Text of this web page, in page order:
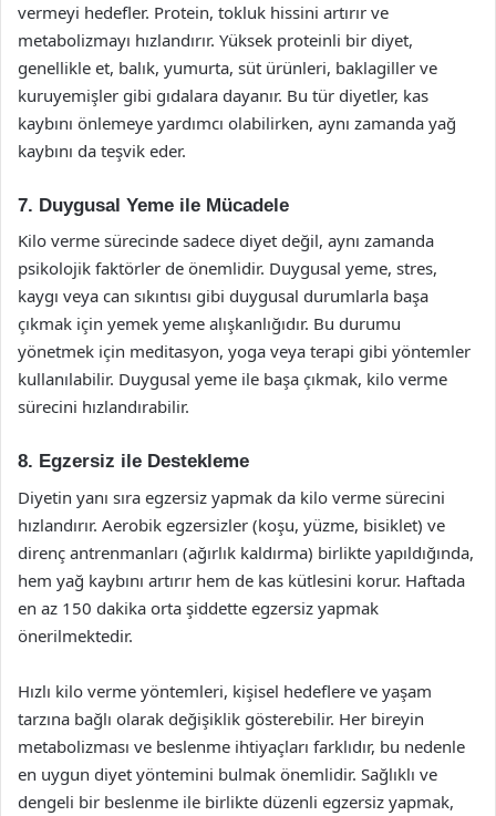
vermeyi hedefler. Protein, tokluk hissini artırır ve
metabolizmayı hızlandırır. Yüksek proteinli bir diyet,
genellikle et, balık, yumurta, süt ürünleri, baklagiller ve
kuruyemişler gibi gıdalara dayanır. Bu tür diyetler, kas
kaybını önlemeye yardımcı olabilirken, aynı zamanda yağ
kaybını da teşvik eder.
7. Duygusal Yeme ile Mücadele
Kilo verme sürecinde sadece diyet değil, aynı zamanda
psikolojik faktörler de önemlidir. Duygusal yeme, stres,
kaygı veya can sıkıntısı gibi duygusal durumlarla başa
çıkmak için yemek yeme alışkanlığıdır. Bu durumu
yönetmek için meditasyon, yoga veya terapi gibi yöntemler
kullanılabilir. Duygusal yeme ile başa çıkmak, kilo verme
sürecini hızlandırabilir.
8. Egzersiz ile Destekleme
Diyetin yanı sıra egzersiz yapmak da kilo verme sürecini
hızlandırır. Aerobik egzersizler (koşu, yüzme, bisiklet) ve
direnç antrenmanları (ağırlık kaldırma) birlikte yapıldığında,
hem yağ kaybını artırır hem de kas kütlesini korur. Haftada
en az 150 dakika orta şiddette egzersiz yapmak
önerilmektedir.
Hızlı kilo verme yöntemleri, kişisel hedeflere ve yaşam
tarzına bağlı olarak değişiklik gösterebilir. Her bireyin
metabolizması ve beslenme ihtiyaçları farklıdır, bu nedenle
en uygun diyet yöntemini bulmak önemlidir. Sağlıklı ve
dengeli bir beslenme ile birlikte düzenli egzersiz yapmak,